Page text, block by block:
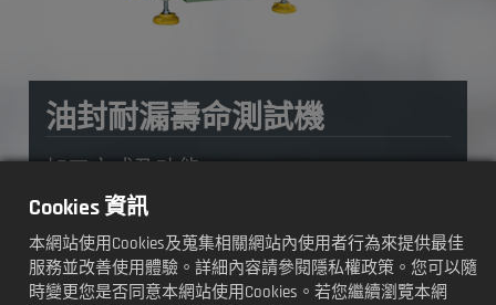
油封耐漏壽命測試機
加工方式及功能:
往復式壽命耐漏試驗
Cookies 資訊
本網站使用Cookies及蒐集相關網站內使用者行為來提供最佳
服務並改善使用體驗。詳細內容請參閱隱私權政策。您可以隨
時變更您是否同意本網站使用Cookies。若您繼續瀏覽本網